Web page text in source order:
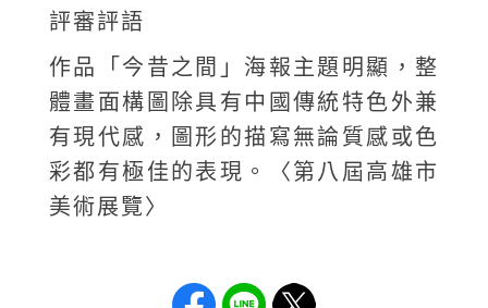
評審評語
作品「今昔之間」海報主題明顯，整
體畫面構圖除具有中國傳統特色外兼
有現代感，圖形的描寫無論質感或色
彩都有極佳的表現。〈第八屆高雄市
美術展覽〉